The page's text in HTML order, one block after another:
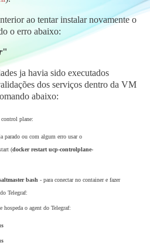
ao tentar instalar novamente o
o erro abaixo:
"
ja havia sido executados
dos serviços dentro da VM
abaixo:
plane:
parado ou com algum erro usar o
(docker restart ucp-controlplane-
bash - para conectar no container e fazer
Telegraf:
hospeda o agent do Telegraf: